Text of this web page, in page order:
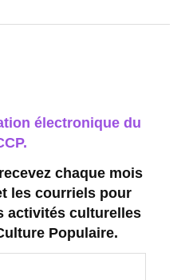
électronique du
chaque mois
les courriels pour
activités culturelles
Populaire.